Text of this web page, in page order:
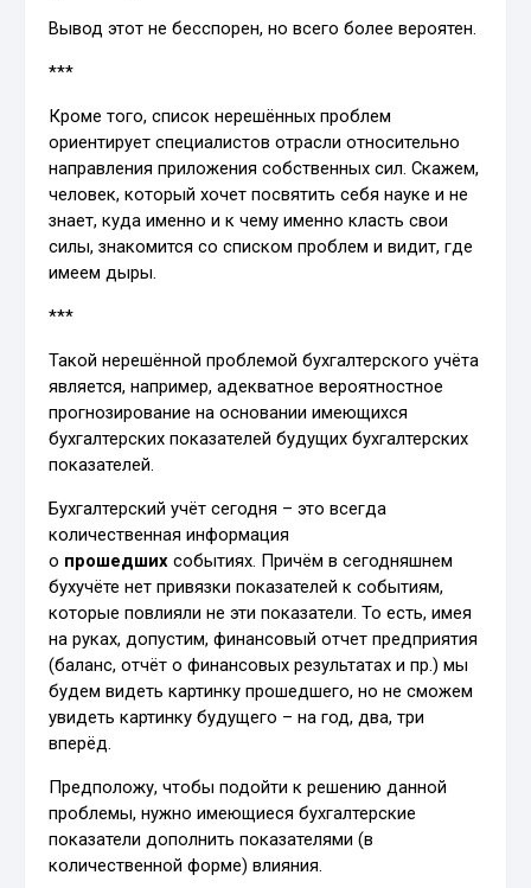
Вывод этот не бесспорен, но всего более вероятен.
***
Кроме того, список нерешённых проблем
ориентирует специалистов отрасли относительно
направления приложения собственных сил. Скажем,
человек, который хочет посвятить себя науке и не
знает, куда именно и к чему именно класть свои
силы, знакомится со списком проблем и видит, где
имеем дыры.
***
Такой нерешённой проблемой бухгалтерского учёта
является, например, адекватное вероятностное
прогнозирование на основании имеющихся
бухгалтерских показателей будущих бухгалтерских
показателей.
Бухгалтерский учёт сегодня – это всегда
количественная информация
о прошедшихсобытиях. Причём в сегодняшнем
бухучёте нет привязки показателей к событиям,
которые повлияли не эти показатели. То есть, имея
на руках, допустим, финансовый отчет предприятия
(баланс, отчёт о финансовых результатах и пр.) мы
будем видеть картинку прошедшего, но не сможем
увидеть картинку будущего – на год, два, три
вперёд.
Предположу, чтобы подойти к решению данной
проблемы, нужно имеющиеся бухгалтерские
показатели дополнить показателями (в
количественной форме) влияния.